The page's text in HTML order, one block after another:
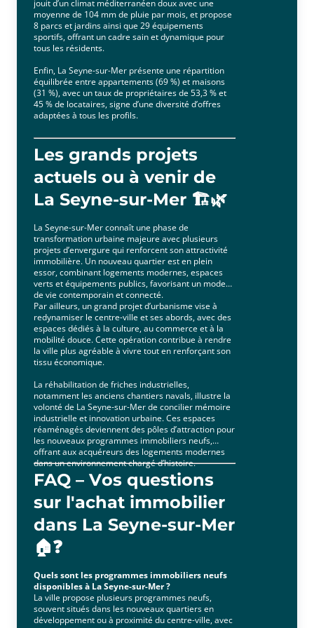
jouit d’un climat méditerranéen doux avec une
moyenne de 104 mm de pluie par mois, et propose
8 parcs et jardins ainsi que 29 équipements
sportifs, offrant un cadre sain et dynamique pour
tous les résidents.
Enfin, La Seyne-sur-Mer présente une répartition
équilibrée entre appartements (69 %) et maisons
(31 %), avec un taux de propriétaires de 53,3 % et
45 % de locataires, signe d’une diversité d’offres
adaptées à tous les profils.
Les grands projets
actuels ou à venir de
La Seyne-sur-Mer 🏗️🌿
La Seyne-sur-Mer connaît une phase de
transformation urbaine majeure avec plusieurs
projets d’envergure qui renforcent son attractivité
immobilière. Un nouveau quartier est en plein
essor, combinant logements modernes, espaces
verts et équipements publics, favorisant un mode
de vie contemporain et connecté.
Par ailleurs, un grand projet d’urbanisme vise à
redynamiser le centre-ville et ses abords, avec des
espaces dédiés à la culture, au commerce et à la
mobilité douce. Cette opération contribue à rendre
la ville plus agréable à vivre tout en renforçant son
tissu économique.
La réhabilitation de friches industrielles,
notamment les anciens chantiers navals, illustre la
volonté de La Seyne-sur-Mer de concilier mémoire
industrielle et innovation urbaine. Ces espaces
réaménagés deviennent des pôles d’attraction pour
les nouveaux programmes immobiliers neufs,
offrant aux acquéreurs des logements modernes
dans un environnement chargé d’histoire.
FAQ – Vos questions
sur l'achat immobilier
dans La Seyne-sur-Mer
🏠❓
Quels sont les programmes immobiliers neufs
disponibles à La Seyne-sur-Mer ?
La ville propose plusieurs programmes neufs,
souvent situés dans les nouveaux quartiers en
développement ou à proximité du centre-ville, avec